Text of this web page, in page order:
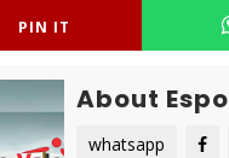
PIN IT
About
whatsapp